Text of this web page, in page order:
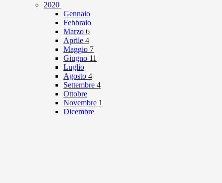
2020
Gennaio
Febbraio
Marzo 6
Aprile 4
Maggio 7
Giugno 11
Luglio
Agosto 4
Settembre 4
Ottobre
Novembre 1
Dicembre